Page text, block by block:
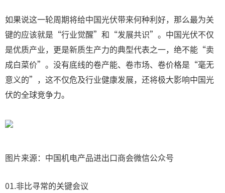
如果说这一轮周期将给中国光伏带来何种利好，那么最为关
键的应该就是“行业觉醒”和“发展共识”。中国光伏不仅
是优质产业，更是新质生产力的典型代表之一，绝不能“卖
成白菜价”。没有底线的卷产能、卷市场、卷价格是“毫无
意义的”，这不仅危及行业健康发展，还将极大影响中国光
伏的全球竞争力。
图片来源：中国机电产品进出口商会微信公众号
01.非比寻常的关键会议